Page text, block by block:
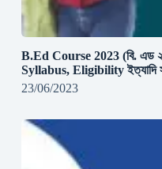
B.Ed Course 2023 (বি. এড
Syllabus, Eligibility ইত্যাদি
23/06/2023